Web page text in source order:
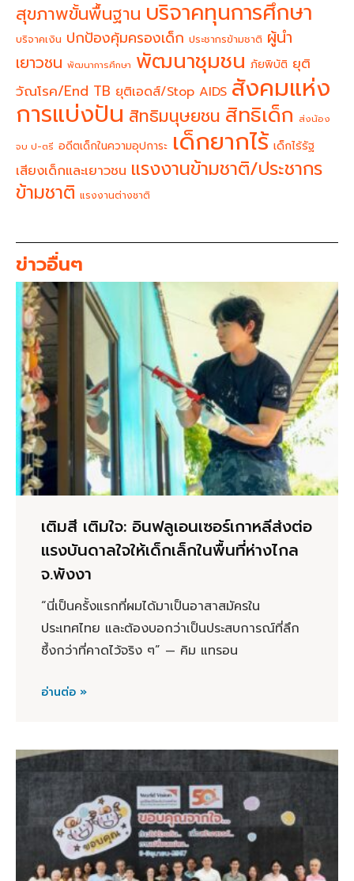
สุขภาพขั้นพื้นฐาน บริจาคทุนการศึกษา
บริจาคเงิน ปกป้องคุ้มครองเด็ก ประชากรข้ามชาติ ผู้นำ
เยาวชน พัฒนาการศึกษา พัฒนาชุมชน ภัยพิบัติ ยุติ
วัณโรค/End TB ยุติเอดส์/Stop AIDS สังคมแห่ง
การแบ่งปัน สิทธิมนุษยชน สิทธิเด็ก ส่งน้อง
จบ ป-ตรี อดีตเด็กในความอุปการะ เด็กยากไร้ เด็กไร้รัฐ
เสียงเด็กและเยาวชน แรงงานข้ามชาติ/ประชากร
ข้ามชาติ แรงงานต่างชาติ
ข่าวอื่นๆ
เติมสี เติมใจ: อินฟลูเอนเซอร์เกาหลีส่งต่อ
แรงบันดาลใจให้เด็กเล็กในพื้นที่ห่างไกล
จ.พังงา
“นี่เป็นครั้งแรกที่ผมได้มาเป็นอาสาสมัครใน
ประเทศไทย และต้องบอกว่าเป็นประสบการณ์ที่ลึก
ซึ้งกว่าที่คาดไว้จริง ๆ” — คิม แทรอน
อ่านต่อ »